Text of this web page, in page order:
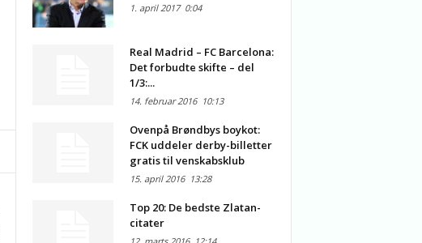
1. april 20170:04
Real Madrid – FC Barcelona:
Det forbudte skifte – del
1/3:...
14. februar 201610:13
Ovenpå Brøndbys boykot:
FCK uddeler derby-billetter
gratis til venskabsklub
15. april 201613:28
Top 20: De bedste Zlatan-
citater